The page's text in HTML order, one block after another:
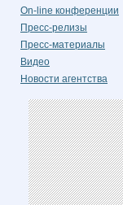
On-line конференции
Пресс-релизы
Пресс-материалы
Видео
Новости агентства